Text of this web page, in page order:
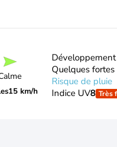
15 km/h
Quelques fortes
Risque de pluie
Indice UV8 Très